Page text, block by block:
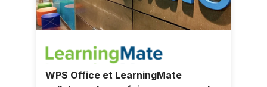
WPS Office et LearningMate